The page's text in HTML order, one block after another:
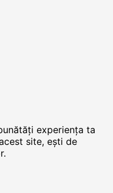
experiența ta
site, ești de